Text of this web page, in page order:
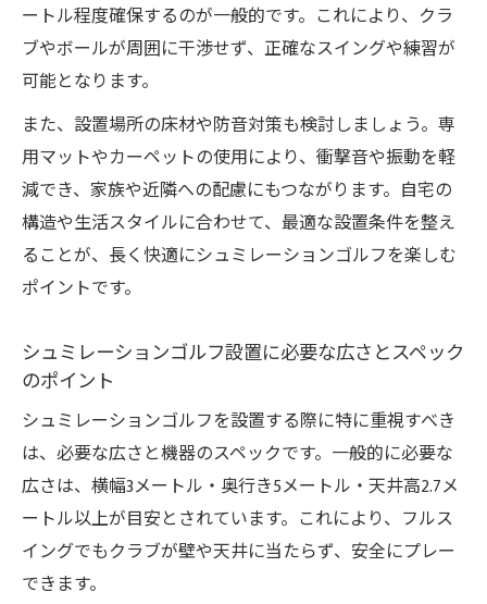
ートル程度確保するのが一般的です。これにより、クラ
ブやボールが周囲に干渉せず、正確なスイングや練習が
可能となります。
また、設置場所の床材や防音対策も検討しましょう。専
用マットやカーペットの使用により、衝撃音や振動を軽
減でき、家族や近隣への配慮にもつながります。自宅の
構造や生活スタイルに合わせて、最適な設置条件を整え
ることが、長く快適にシュミレーションゴルフを楽しむ
ポイントです。
シュミレーションゴルフ設置に必要な広さとスペック
のポイント
シュミレーションゴルフを設置する際に特に重視すべき
は、必要な広さと機器のスペックです。一般的に必要な
広さは、横幅3メートル・奥行き5メートル・天井高2.7メ
ートル以上が目安とされています。これにより、フルス
イングでもクラブが壁や天井に当たらず、安全にプレー
できます。